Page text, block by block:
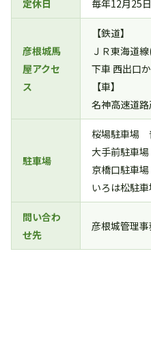
定休日 毎年12月25
彦根城馬
屋アクセ
ス
【鉄道】
ＪＲ東海道
下車 西出口
【車】
名神高速道
駐車場
桜場駐車場
大手前駐車
京橋口駐車
いろは松駐
問い合わ
せ先
彦根城管理